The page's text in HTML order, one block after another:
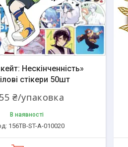
Нескінченність»
стікери 50шт
₴/упаковка
В наявності
156TB-ST-A-010020